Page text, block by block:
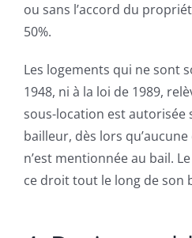
ou sans l’accord du
50%.
Les logements qui ne sont
1948, ni à la loi de 1989,
sous-location est autorisée
bailleur, dès lors
n’est mentionnée au bail.
ce droit tout le long de son